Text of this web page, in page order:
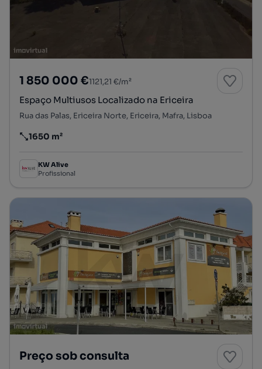
1 850 000 €1121,21 €/m²
Espaço Multiusos Localizado na Ericeira
Rua das Palas, Ericeira Norte, Ericeira, Mafra, Lisboa
Preço por metro quadrado
1650 m²
KW Alive
Profissional
Preço sob consulta